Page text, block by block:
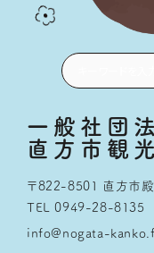
一般社団
直方市観
〒822-8501 直方市殿
TEL 0949-28-8135
info@nogata-